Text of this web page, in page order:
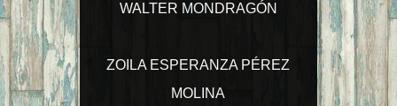
WALTER MONDRAGÓN
ZOILA ESPERANZA PÉREZ
MOLINA